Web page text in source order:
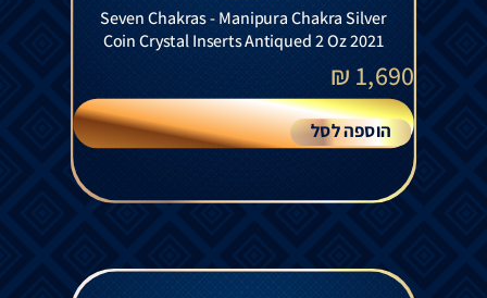
Seven Chakras - Manipura Chakra Silver
Coin Crystal Inserts Antiqued 2 Oz 2021
1,690
₪
הוספה לסל